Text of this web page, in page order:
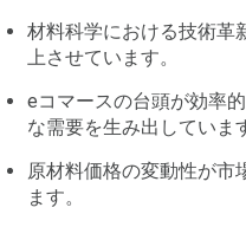
材料科学における技術革
上させています。
eコマースの台頭が効率
な需要を生み出していま
原材料価格の変動性が市
ます。